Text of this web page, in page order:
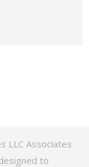
LLC Associates
to